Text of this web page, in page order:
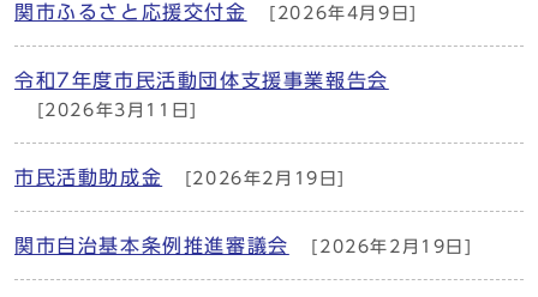
関市ふるさと応援交付金 [2026年4月9日]
令和7年度市民活動団体支援事業報告会
[2026年3月11日]
市民活動助成金 [2026年2月19日]
関市自治基本条例推進審議会 [2026年2月19日]